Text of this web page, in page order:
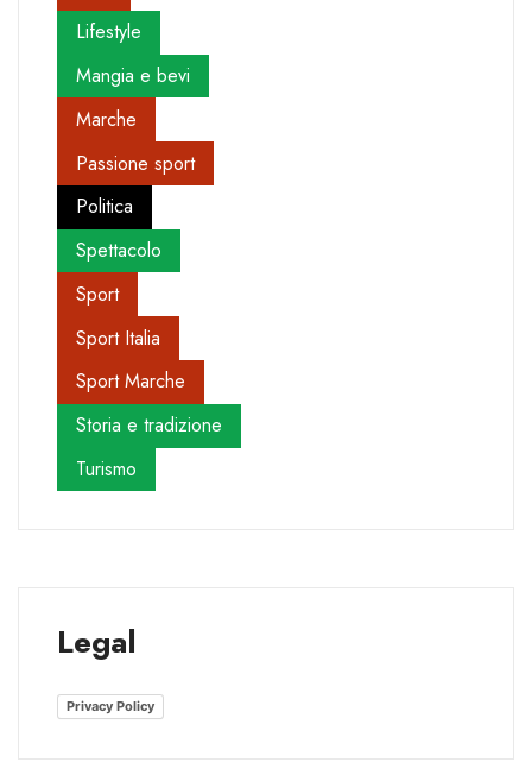
Lifestyle
Mangia e bevi
Marche
Passione sport
Politica
Spettacolo
Sport
Sport Italia
Sport Marche
Storia e tradizione
Turismo
Legal
Privacy Policy